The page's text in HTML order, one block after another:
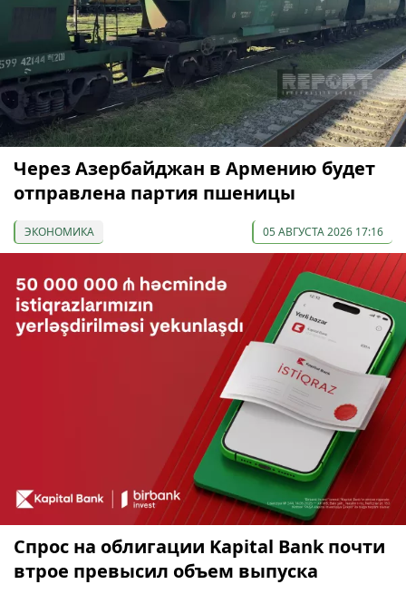
Через Азербайджан в Армению будет
отправлена партия пшеницы
ЭКОНОМИКА 05 АВГУСТА 2026 17:16
Спрос на облигации Kapital Bank почти
втрое превысил объем выпуска